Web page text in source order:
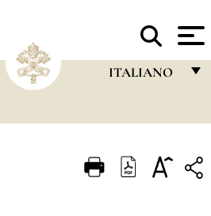
ITALIANO
ITALIANO